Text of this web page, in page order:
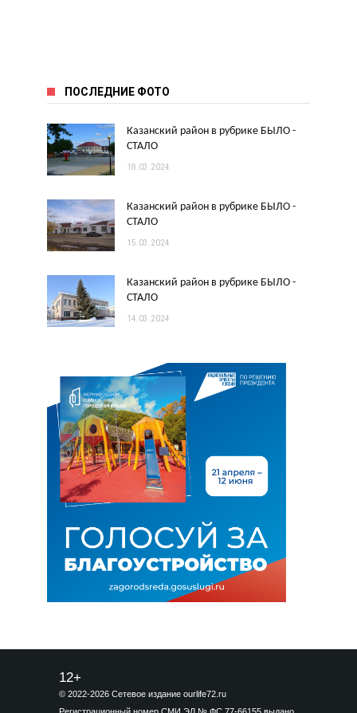
ПОСЛЕДНИЕ ФОТО
Казанский район в рубрике БЫЛО -
СТАЛО
18.03.2024
Казанский район в рубрике БЫЛО -
СТАЛО
15.03.2024
Казанский район в рубрике БЫЛО -
СТАЛО
14.03.2024
12+
© 2022-2026 Сетевое издание ourlife72.ru